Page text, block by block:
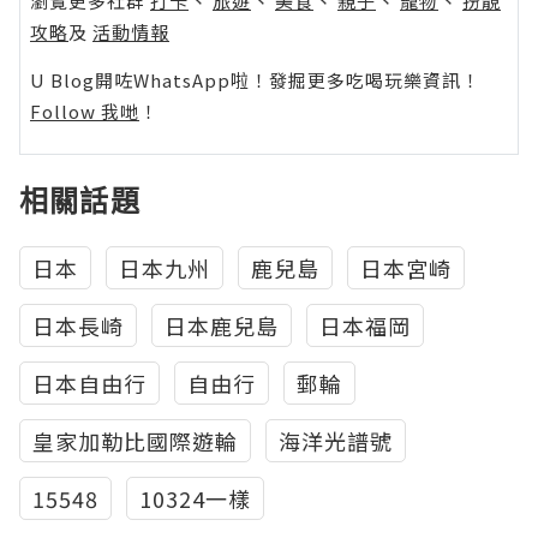
攻略及 活動情報
U Blog開咗WhatsApp啦！發掘更多吃喝玩樂資訊！
Follow 我哋 ！
相關話題
日本 日本九州 鹿兒島
日本宮崎
日本長崎
日本鹿兒島
日本福岡
日本自由行
自由行
郵輪
皇家加勒比國際遊輪
海洋光譜號
15548
10324一樣